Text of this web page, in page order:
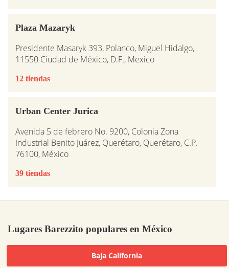
Plaza Mazaryk
Presidente Masaryk 393, Polanco, Miguel Hidalgo,
11550 Ciudad de México, D.F., Mexico
12 tiendas
Urban Center Jurica
Avenida 5 de febrero No. 9200, Colonia Zona
Industrial Benito Juárez, Querétaro, Querétaro, C.P.
76100, México
39 tiendas
Lugares Barezzito populares en México
Baja California